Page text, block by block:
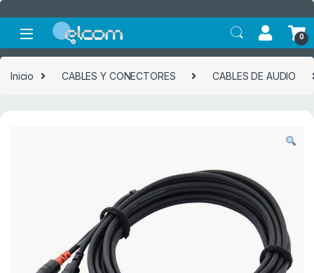
0
Inicio CABLES Y CONECTORES CABLES DE AUDIO